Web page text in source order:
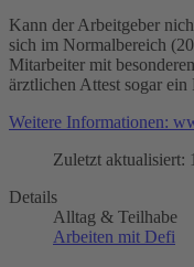
Kann der Arbeitgeber
sich im Normalbereich
Mitarbeiter mit
ärztlichen Attest sogar
Weitere Informationen:
Zuletzt aktualisiert:
Details
Alltag & Teilhabe
Arbeiten mit Defi